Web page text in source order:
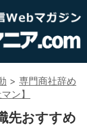
> 専門商社辞め
ン】
先おすすめ